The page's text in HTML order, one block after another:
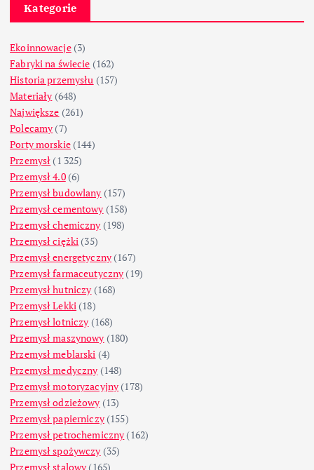
Kategorie
Ekoinnowacje(3)
Fabryki na świecie (162)
Historia przemysłu (157)
Materiały (648)
Największe (261)
Polecamy (7)
Porty morskie(144)
Przemysł (1 325)
Przemysł 4.0(6)
Przemysł budowlany (157)
Przemysł cementowy (158)
Przemysł chemiczny (198)
Przemysł ciężki (35)
Przemysł energetyczny (167)
Przemysł farmaceutyczny (19)
Przemysł hutniczy (168)
Przemysł Lekki (18)
Przemysł lotniczy (168)
Przemysł maszynowy (180)
Przemysł meblarski (4)
Przemysł medyczny (148)
Przemysł motoryzacyjny (178)
Przemysł odzieżowy (13)
Przemysł papierniczy(155)
Przemysł petrochemiczny (162)
Przemysł spożywczy (35)
Przemysł stalowy (165)